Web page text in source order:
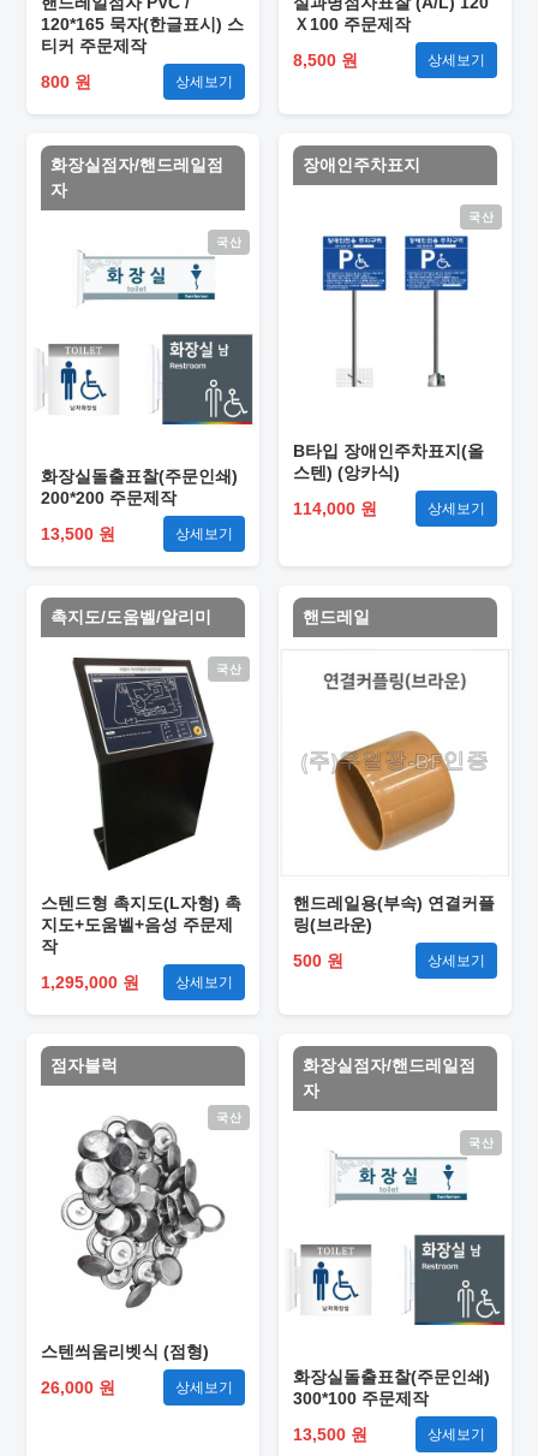
120*165 묵자(한글표시) 스
티커 주문제작
800 원
상세보기
Ｘ100 주문제작
8,500 원
상세보기
화장실점자/핸드레일점
자
국산
화장실돌출표찰(주문인쇄)
200*200 주문제작
13,500 원
상세보기
장애인주차표지
국산
B타입 장애인주차표지(올
스텐) (앙카식)
114,000 원
상세보기
촉지도/도움벨/알리미
국산
스텐드형 촉지도(L자형) 촉
지도+도움벨+음성 주문제
작
1,295,000 원
상세보기
핸드레일
핸드레일용(부속) 연결커플
링(브라운)
500 원
상세보기
점자블럭
국산
스텐씌움리벳식 (점형)
26,000 원
상세보기
화장실점자/핸드레일점
자
국산
화장실돌출표찰(주문인쇄)
300*100 주문제작
13,500 원
상세보기